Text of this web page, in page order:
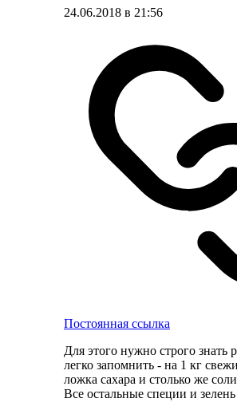
24.06.2018 в 21:56
Постоянная ссылка
Для этого нужно строго знать
легко запомнить - на 1 кг
ложка сахара и столько же
Все остальные специи и